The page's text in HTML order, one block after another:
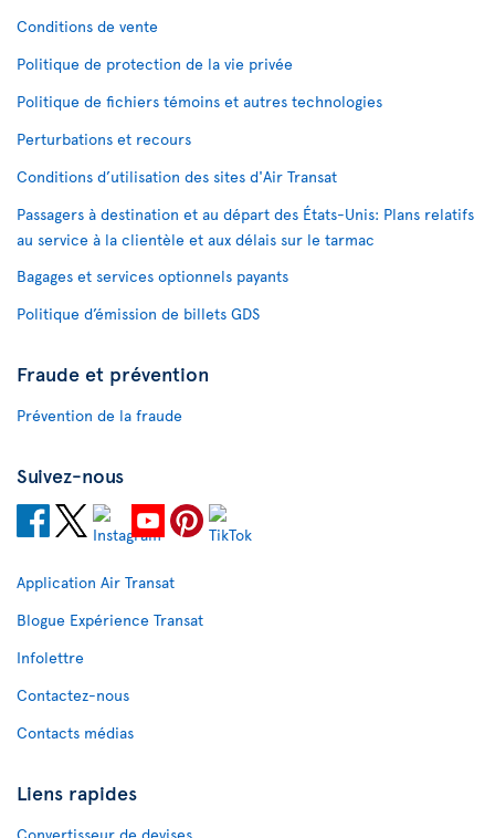
Conditions de vente
Politique de protection de la vie privée
Politique de fichiers témoins et autres technologies
Perturbations et recours
Conditions d’utilisation des sites d'Air Transat
Passagers à destination et au départ des États-Unis: Plans relatifs
au service à la clientèle et aux délais sur le tarmac
Bagages et services optionnels payants
Politique d’émission de billets GDS
Fraude et prévention
Prévention de la fraude
Suivez-nous
Application Air Transat
Blogue Expérience Transat
Infolettre
Contactez-nous
Contacts médias
Liens rapides